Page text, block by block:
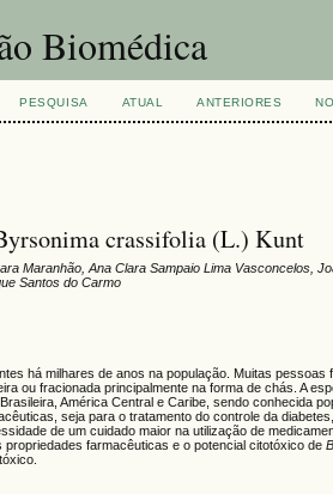
Biomédica
PESQUISA ATUAL ANTERIORES
crassifolia (L.) Kunt
Maranhão, Ana Clara Sampaio Lima Vasconcelos,
Santos do Carmo
há milhares de anos na população. Muitas pessoas
ou fracionada principalmente na forma de chás. A
América Central e Caribe, sendo conhecida
seja para o tratamento do controle da
de um cuidado maior na utilização de
farmacêuticas e o potencial citotóxico deB